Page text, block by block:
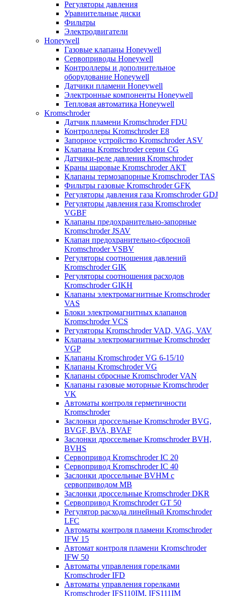
Регуляторы давления
Уравнительные диски
Фильтры
Электродвигатели
Honeywell
Газовые клапаны Honeywell
Сервоприводы Honeywell
Контроллеры и дополнительное
оборудование Honeywell
Датчики пламени Honeywell
Электронные компоненты Honeywell
Тепловая автоматика Honeywell
Kromschroder
Датчик пламени Kromschroder FDU
Контроллеры Kromschroder E8
Запорное устройство Kromschroder ASV
Клапаны Kromschroder серии CG
Датчики-реле давления Kromschroder
Краны шаровые Kromschroder АКТ
Клапаны термозапорные Kromschroder TAS
Фильтры газовые Kromschroder GFK
Регуляторы давления газа Kromschroder GDJ
Регуляторы давления газа Kromschroder
VGBF
Клапаны предохранительно-запорные
Kromschroder JSAV
Клапан предохранительно-сбросной
Kromschroder VSBV
Регуляторы соотношения давлений
Kromschroder GIK
Регуляторы соотношения расходов
Kromschroder GIKH
Клапаны электромагнитные Kromschroder
VAS
Блоки электромагнитных клапанов
Kromschroder VCS
Регуляторы Kromschroder VAD, VAG, VAV
Клапаны электромагнитные Kromschroder
VGP
Клапаны Kromschroder VG 6-15/10
Клапаны Kromschroder VG
Клапаны сбросные Kromschroder VAN
Клапаны газовые моторные Kromschroder
VK
Автоматы контроля герметичности
Kromschroder
Заслонки дроссельные Kromschroder BVG,
BVGF, BVA, BVAF
Заслонки дроссельные Kromschroder BVH,
BVHS
Сервопривод Kromschroder IC 20
Сервопривод Kromschroder IC 40
Заслонки дроссельные BVHM с
сервоприводом МВ
Заслонки дроссельные Kromschroder DKR
Cервопривод Kromschroder GT 50
Регулятор расхода линейный Kromschroder
LFC
Автоматы контроля пламени Kromschroder
IFW 15
Автомат контроля пламени Kromschroder
IFW 50
Автоматы управления горелками
Kromschroder IFD
Автоматы управления горелками
Kromschroder IFS110IM, IFS111IM